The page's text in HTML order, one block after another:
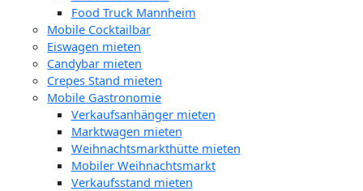
Food Truck Mannheim
Mobile Cocktailbar
Eiswagen mieten
Candybar mieten
Crepes Stand mieten
Mobile Gastronomie
Verkaufsanhänger mieten
Marktwagen mieten
Weihnachtsmarkthütte mieten
Mobiler Weihnachtsmarkt
Verkaufsstand mieten